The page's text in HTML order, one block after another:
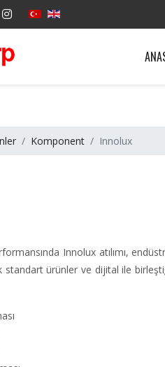
Komponent Innolux
Innolux atılımı,
standart ürünler ve dijital ile